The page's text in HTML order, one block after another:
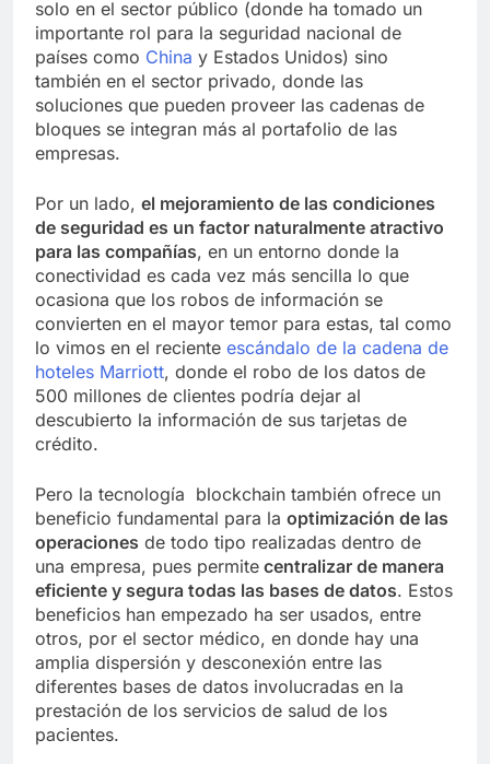
solo en el sector público (donde ha tomado un
importante rol para la seguridad nacional de
países como China y Estados Unidos) sino
también en el sector privado, donde las
soluciones que pueden proveer las cadenas de
bloques se integran más al portafolio de las
empresas.
Por un lado, el mejoramiento de las condiciones
de seguridad es un factor naturalmente atractivo
para las compañías, en un entorno donde la
conectividad es cada vez más sencilla lo que
ocasiona que los robos de información se
convierten en el mayor temor para estas, tal como
lo vimos en el reciente escándalo de la cadena de
hoteles Marriott, donde el robo de los datos de
500 millones de clientes podría dejar al
descubierto la información de sus tarjetas de
crédito.
Pero la tecnología blockchain también ofrece un
beneficio fundamental para la optimización de las
operaciones de todo tipo realizadas dentro de
una empresa, pues permite centralizar de manera
eficiente y segura todas las bases de datos. Estos
beneficios han empezado ha ser usados, entre
otros, por el sector médico, en donde hay una
amplia dispersión y desconexión entre las
diferentes bases de datos involucradas en la
prestación de los servicios de salud de los
pacientes.